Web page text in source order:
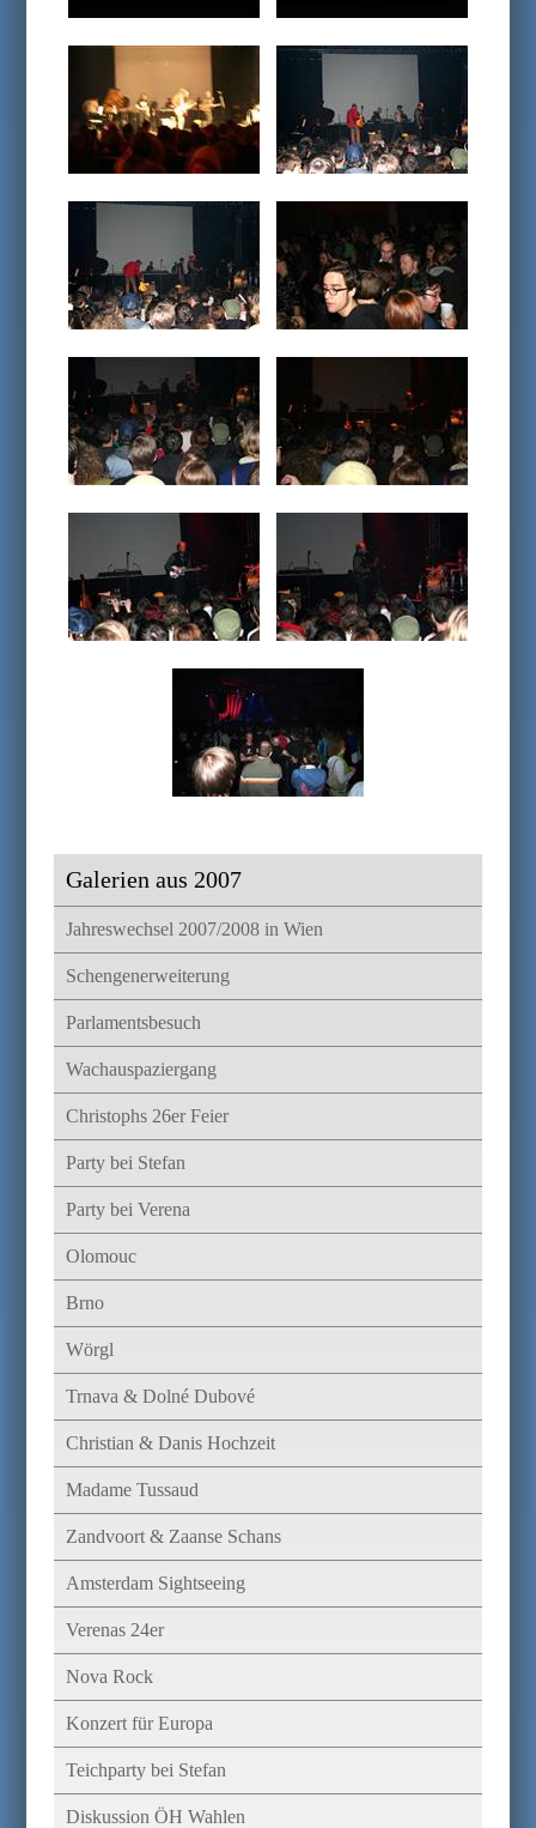
Galerien aus 2007
Jahreswechsel 2007/2008 in Wien
Schengenerweiterung
Parlamentsbesuch
Wachauspaziergang
Christophs 26er Feier
Party bei Stefan
Party bei Verena
Olomouc
Brno
Wörgl
Trnava & Dolné Dubové
Christian & Danis Hochzeit
Madame Tussaud
Zandvoort & Zaanse Schans
Amsterdam Sightseeing
Verenas 24er
Nova Rock
Konzert für Europa
Teichparty bei Stefan
Diskussion ÖH Wahlen